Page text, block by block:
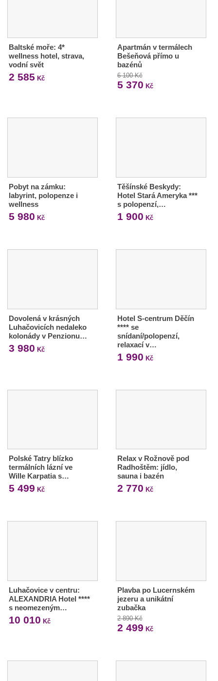
Baltské moře: 4*
wellness hotel, strava,
vodní svět
2 585 Kč
Apartmán v termálech
Bešeňová přímo u
bazénů
6 100 Kč
5 370 Kč
Pobyt na zámku:
labyrint, polopenze i
wellness
5 980 Kč
Těšínské Beskydy:
Hotel Stará Ameryka ***
s polopenzí,…
1 900 Kč
Dovolená v krásných
Luhačovicích nedaleko
kolonády v Penzionu…
3 980 Kč
Hotel S-centrum Děčín
**** se
snídaní/polopenzí,
relaxací v…
1 990 Kč
Polské Tatry blízko
termálních lázní ve
Wille Karpatia s…
5 499 Kč
Relax v Rožnově pod
Radhoštěm: jídlo,
sauna i bazén
2 770 Kč
Luhačovice v centru:
ALEXANDRIA Hotel ****
s neomezeným…
10 010 Kč
Plavba po Lucernském
jezeru a unikátní
zubačka
2 890 Kč
2 499 Kč